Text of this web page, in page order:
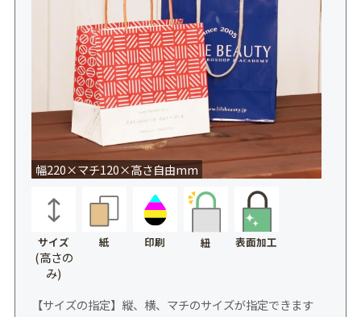
幅220×マチ120×高さ自由mm
サイズ
(高さの
み)
紙 印刷 紐 表面加工
【サイズの指定】縦、横、マチのサイズが指定できます